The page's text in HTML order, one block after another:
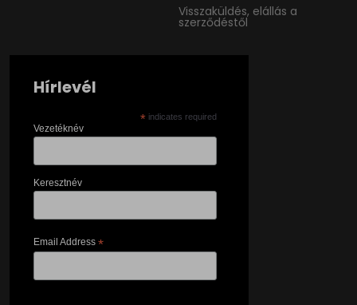
Visszaküldés, elállás a
szerződéstől
Hírlevél
* indicates required
Vezetéknév
Keresztnév
Email Address *